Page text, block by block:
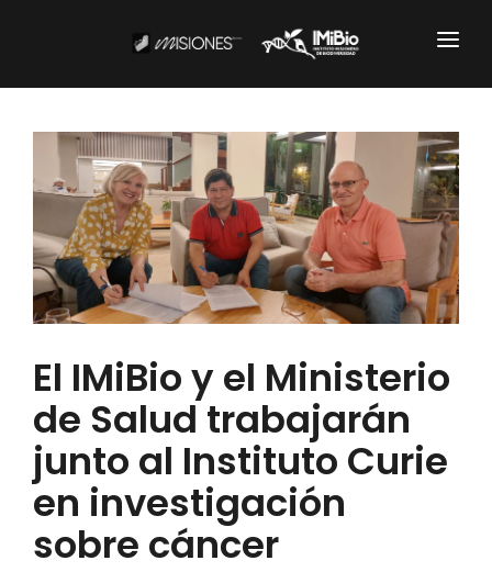
CARTOGRAFÍA
DOCUMENTOS INSTITUCIONALES
EL IMIBIO
NOTICIAS
Productos y Servicios
RESGUARDO DE COLECCIONES
BIOBANCO
FORTALECIMIENTO DE RECURSOS
ALIMENTICIOS
El IMiBio y el Ministerio
de Salud trabajarán
junto al Instituto Curie
en investigación
sobre cáncer